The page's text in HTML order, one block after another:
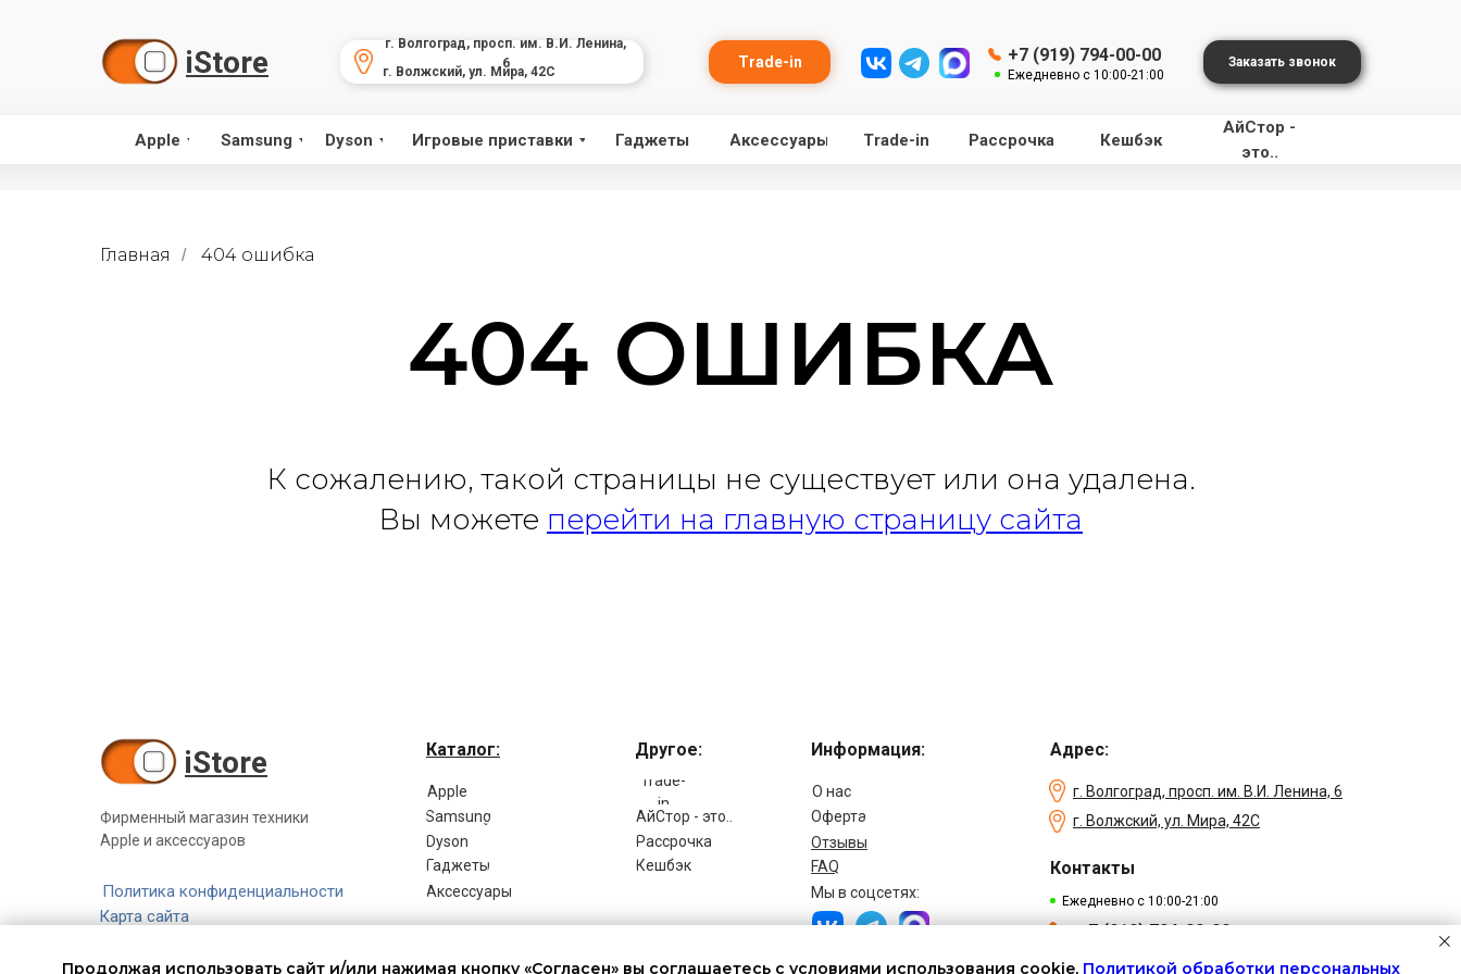
Заказать звонок
Apple Игровые приставки
Samsung Dyson Гаджеты Аксессуары
iStore
Trade-in
Trade-in
АйСтор -
это..
Кешбэк
Рассрочка
Ежедневно с 10:00-21:00
г. Волгоград, просп. им. В.И. Ленина,
6
г. Волжский, ул. Мира, 42С
+7 (919) 794-00-00
Главная / 404 ошибка
404 ОШИБКА
К сожалению, такой страницы не существует или она удалена.
Вы можете перейти на главную страницу сайта
Продолжая использовать сайт и/или нажимая кнопку «Согласен» вы соглашаетесь с условиями использования cookie, Политикой обработки персональных
iStore
Обменяй устройство
Фирменный магазин техники
Apple и аксессуаров
Другое:
Каталог: Информация:
FAQ
Отзывы
Мы в соцсетях:
г. Волжский, ул. Мира, 42С
г. Волгоград, просп. им. В.И. Ленина, 6
Адрес:
Контакты
Ежедневно с 10:00-21:00
Кешбэк
Рассрочка
АйСтор - это.. Оферта
О нас
Trade-
in
Apple
Samsung
Аксессуары
Dyson
Гаджеты
Карта сайта
Политика конфиденциальности
+7 (919) 794-00-00